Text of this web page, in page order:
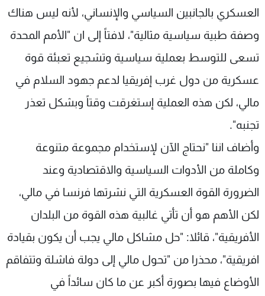
العسكري بالجانبين السياسي والإنساني، لأنه ليس هناك
وصفة طبية سياسية مثالية"، لافتاً إلى ان "الأمم المحدة
تسعى للتوسط بعملية سياسية وتشجيع تعبئة قوة
عسكرية من دول غرب إفريقيا لدعم جهود السلام في
مالي، لكن هذه العملية إستغرقت وقتاً وبشكل تعذر
تجنبه".
وأضاف اننا "نحتاج الآن لإستخدام مجموعة متنوعة
وكاملة من الأدوات السياسية والاقتصادية وعند
الضرورة القوة العسكرية التي نشرتها فرنسا في مالي،
لكن الأهم هو أن تأتي غالبية هذه القوة من البلدان
الأفريقية"، قائلا: "حل مشاكل مالي يجب أن يكون بقيادة
افريقية"، محذرا من "تحول مالي إلى دولة فاشلة وتتفاقم
الأوضاع فيها بصورة أكبر عن ما كان سائداً في
لاعلاناتكم
شروط الإسـتخدام
سياسة الخصوصية